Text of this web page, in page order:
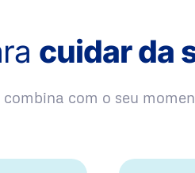
cuidar da
com o seu